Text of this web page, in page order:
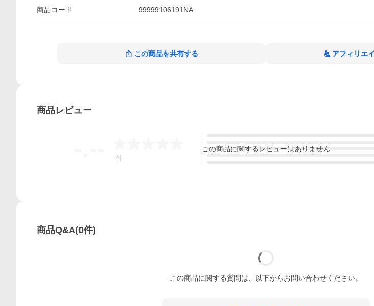
商品コード 99999106191NA
この商品を共有する アフィリエ
商品レビュー
-件
この商品に関するレビューはありません
商品Q&A(0件)
この商品に関する質問は、以下からお問い合わせください。